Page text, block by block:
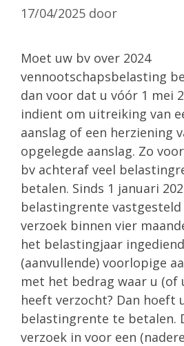
17/04/2025 door
Moet uw bv over 2024
vennootschapsbelasting
dan voor dat u vóór 1 mei
indient om uitreiking van
aanslag of een herziening
opgelegde aanslag. Zo
bv achteraf veel
betalen. Sinds 1 januari
belastingrente vastgesteld
verzoek binnen vier
het belastingjaar
(aanvullende) voorlopige
met het bedrag waar u (of
heeft verzocht? Dan hoeft
belastingrente te betalen.
verzoek in voor een